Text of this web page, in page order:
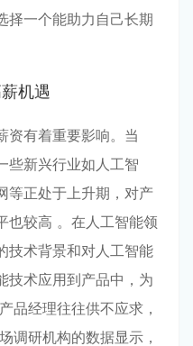
择一个能助力自己长期
机遇
资有着重要影响。当
些新兴行业如人工智
等正处于上升期，对产
也较高 。在人工智能领
技术背景和对人工智能
技术应用到产品中，为
品经理往往供不应求，
调研机构的数据显示，